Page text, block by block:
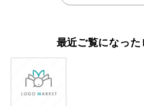
最近ご覧になっ